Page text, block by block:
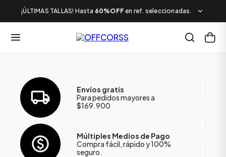
¡ÚLTIMAS TALLAS! Hasta 60%OFF en ref. seleccionadas.
Envíos gratis
Para pedidos mayores a
$169.900
Múltiples Medios de Pago
Compra fácil, rápido y 100%
seguro.